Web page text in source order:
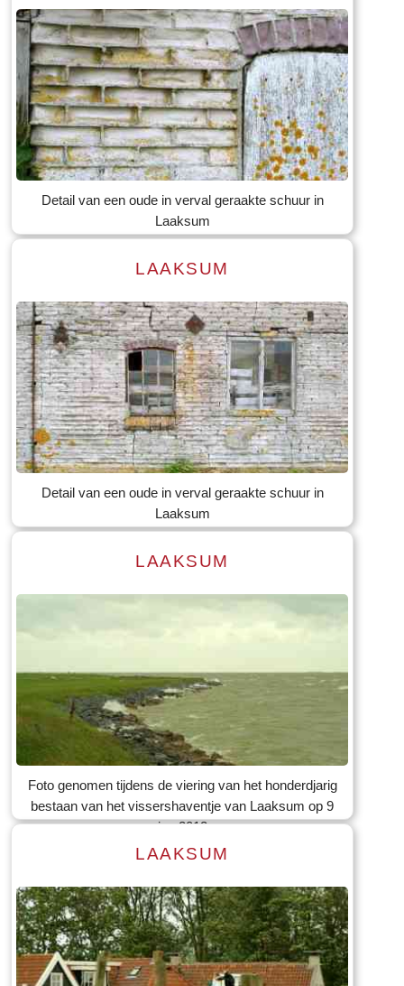
Lees meer
Tekst: © Foto: © Bauke Folkertsma
Detail van een oude in verval geraakte schuur in
Laaksum
Lees meer
Tekst: © Foto: © Bauke Folkertsma
LAAKSUM
Detail van een oude in verval geraakte schuur in
Laaksum
Lees meer
Tekst: © Foto: © Bauke Folkertsma
LAAKSUM
Foto genomen tijdens de viering van het honderdjarig
bestaan van het vissershaventje van Laaksum op 9
jun 2012
LAAKSUM